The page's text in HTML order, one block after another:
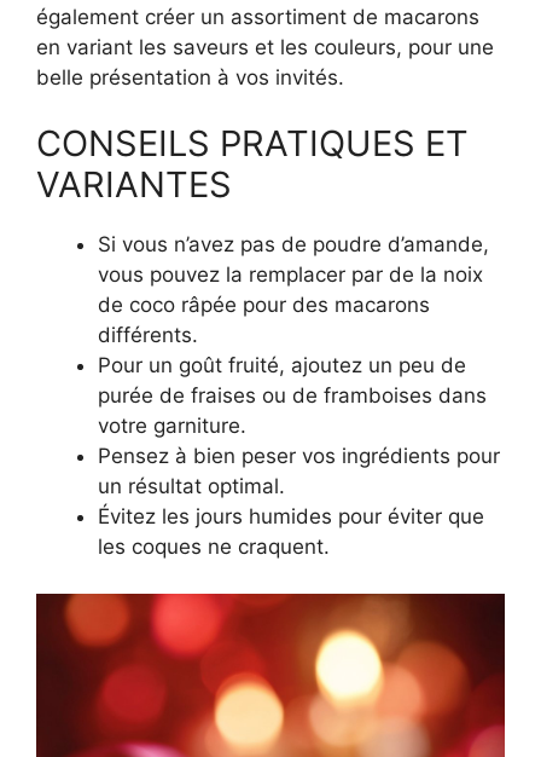
également créer un assortiment de macarons
en variant les saveurs et les couleurs, pour une
belle présentation à vos invités.
CONSEILS PRATIQUES ET
VARIANTES
Si vous n’avez pas de poudre d’amande,
vous pouvez la remplacer par de la noix
de coco râpée pour des macarons
différents.
Pour un goût fruité, ajoutez un peu de
purée de fraises ou de framboises dans
votre garniture.
Pensez à bien peser vos ingrédients pour
un résultat optimal.
Évitez les jours humides pour éviter que
les coques ne craquent.